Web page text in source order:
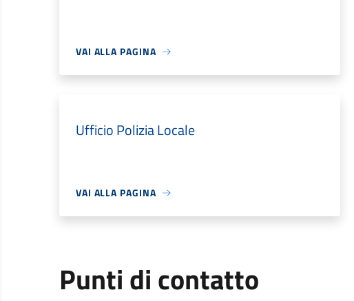
VAI ALLA PAGINA
Ufficio Polizia Locale
VAI ALLA PAGINA
Punti di contatto